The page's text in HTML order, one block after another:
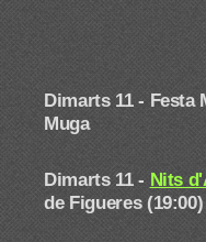
Dimarts 11 - Festa
Muga
Dimarts 11 - Nits
de Figueres (19:00)